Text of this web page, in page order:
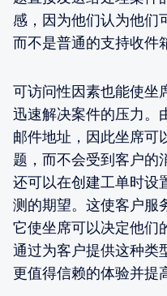
感，因为他们认为他们
而不是普通的支持收件
可访问性因素也能使坐
迅速解决案件的压力。
邮件地址，因此坐席可
题，而不会受到客户的
还可以在创建工单时设
测的期望。这使客户服
它使坐席可以决定他们
通过为客户提供这种类
更值得信赖的体验并提